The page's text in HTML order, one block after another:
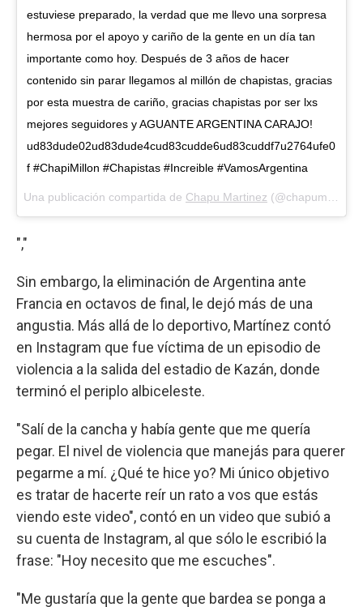
estuviese preparado, la verdad que me llevo una sorpresa
hermosa por el apoyo y cariño de la gente en un día tan
importante como hoy. Después de 3 años de hacer
contenido sin parar llegamos al millón de chapistas, gracias
por esta muestra de cariño, gracias chapistas por ser lxs
mejores seguidores y AGUANTE ARGENTINA CARAJO!
ud83dude02ud83dude4cud83cudde6ud83cuddf7u2764ufe0
f #ChapiMillon #Chapistas #Increible #VamosArgentina
Una publicación compartida de Chapu Martinez (@chapumartinez) el
","
Sin embargo, la eliminación de Argentina ante
Francia en octavos de final, le dejó más de una
angustia. Más allá de lo deportivo, Martínez contó
en Instagram que fue víctima de un episodio de
violencia a la salida del estadio de Kazán, donde
terminó el periplo albiceleste.
"Salí de la cancha y había gente que me quería
pegar. El nivel de violencia que manejás para querer
pegarme a mí. ¿Qué te hice yo? Mi único objetivo
es tratar de hacerte reír un rato a vos que estás
viendo este video", contó en un video que subió a
su cuenta de Instagram, al que sólo le escribió la
frase: "Hoy necesito que me escuches".
"Me gustaría que la gente que bardea se ponga a